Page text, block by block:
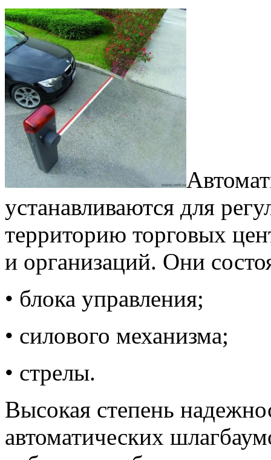
устанавливаются для
территорию торговых
и организаций. Они
• блока управления;
• силового механизма;
• стрелы.
Высокая степень
автоматических